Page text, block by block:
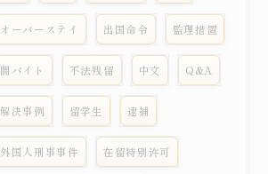
オーバーステイ 出国命令 監理措置
闇バイト 不法残留 中文 Q&A
解決事例 留学生 逮捕
外国人刑事事件 在留特别许可